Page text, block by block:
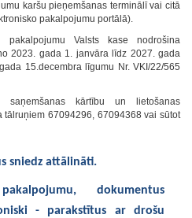
karšu pieņemšanas terminālī vai citā
pakalpojumu portālā).
pakalpojumu Valsts kase nodrošina
2023. gada 1. janvāra līdz 2027. gada
15.decembra līgumu Nr. VKI/22/565
saņemšanas kārtību un lietošanas
tālruņiem 67094296, 67094368 vai sūtot
sniedz attālināti.
dokumentus
- parakstītus ar drošu